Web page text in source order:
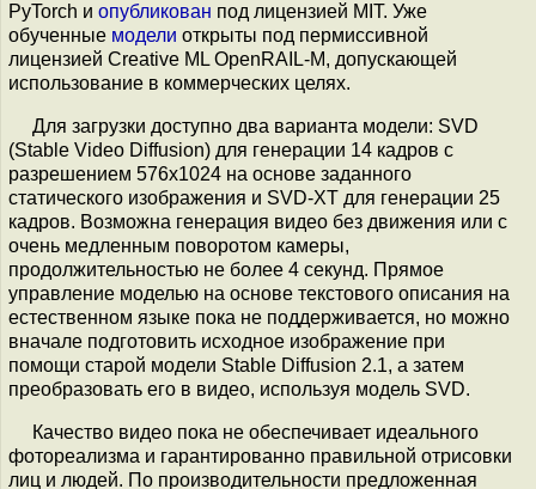
PyTorch и опубликован под лицензией MIT. Уже
обученные модели открыты под пермиссивной
лицензией Creative ML OpenRAIL-M, допускающей
использование в коммерческих целях.
Для загрузки доступно два варианта модели: SVD
(Stable Video Diffusion) для генерации 14 кадров с
разрешением 576x1024 на основе заданного
статического изображения и SVD-XT для генерации 25
кадров. Возможна генерация видео без движения или с
очень медленным поворотом камеры,
продолжительностью не более 4 секунд. Прямое
управление моделью на основе текстового описания на
естественном языке пока не поддерживается, но можно
вначале подготовить исходное изображение при
помощи старой модели Stable Diffusion 2.1, а затем
преобразовать его в видео, используя модель SVD.
Качество видео пока не обеспечивает идеального
фотореализма и гарантированно правильной отрисовки
лиц и людей. По производительности предложенная